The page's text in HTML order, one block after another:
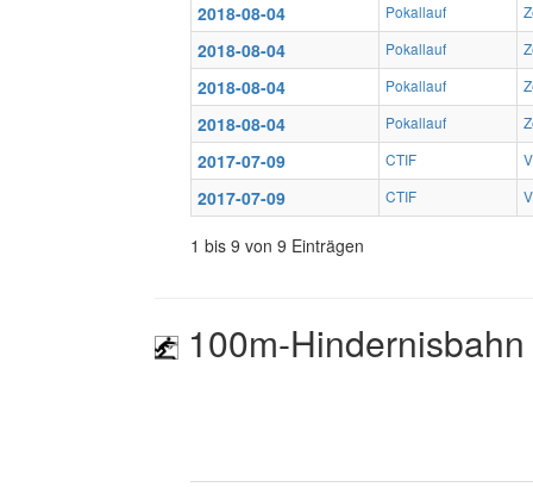
2018-08-04 Pokallauf
2018-08-04 Pokallauf
2018-08-04 Pokallauf
2018-08-04 Pokallauf
2017-07-09 CTIF
2017-07-09 CTIF
1 bis 9 von 9 Einträgen
100m-